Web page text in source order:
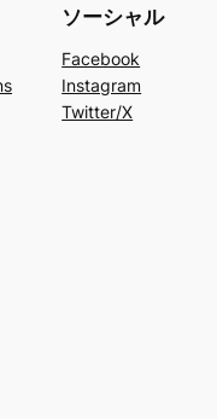
ソーシャル
Facebook
Instagram
Twitter/X